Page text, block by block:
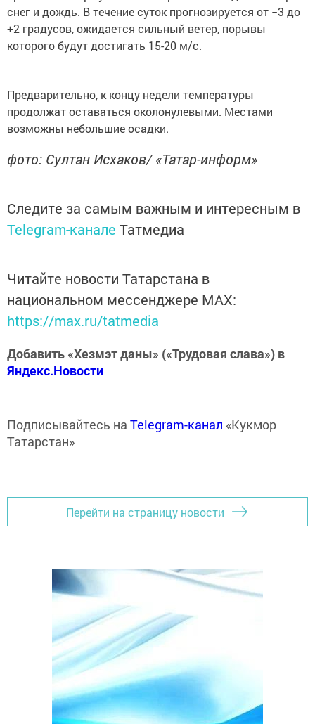
снег и дождь. В течение суток прогнозируется от −3 до
+2 градусов, ожидается сильный ветер, порывы
которого будут достигать 15-20 м/с.
Предварительно, к концу недели температуры
продолжат оставаться околонулевыми. Местами
возможны небольшие осадки.
фото: Султан Исхаков/ «Татар-информ»
Следите за самым важным и интересным в
Telegram-канале Татмедиа
Читайте новости Татарстана в
национальном мессенджере MАХ:
https://max.ru/tatmedia
Добавить «Хезмэт даны» («Трудовая слава») в
Яндекс.Новости
Подписывайтесь на Telegram-канал «Кукмор
Татарстан»
Перейти на страницу новости